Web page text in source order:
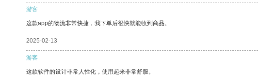
游客
这款app的物流非常快捷，我下单后很快就能收到商品。
2025-02-13
游客
这款软件的设计非常人性化，使用起来非常舒服。